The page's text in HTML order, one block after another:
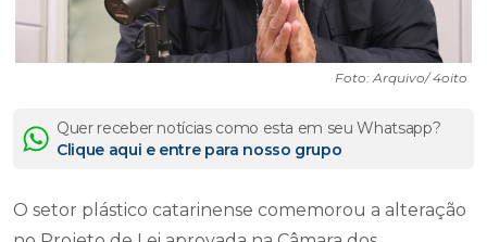
Foto: Arquivo/ 4oito
Quer receber notícias como esta em seu Whatsapp?
Clique aqui e entre para nosso grupo
O setor plástico catarinense comemorou a alteração